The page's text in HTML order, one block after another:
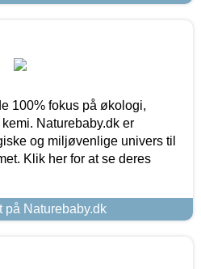
100% fokus på økologi,
Naturebaby.dk er
og miljøvenlige univers til
Klik her for at se deres
på Naturebaby.dk